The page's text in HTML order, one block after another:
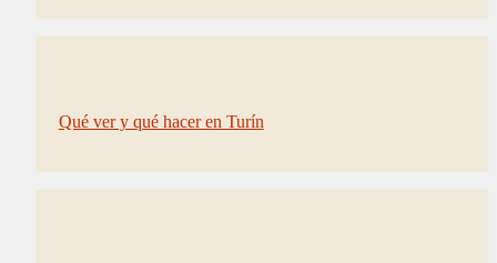
Qué ver y qué hacer en Turín